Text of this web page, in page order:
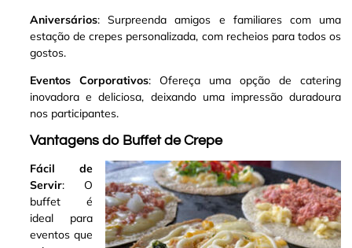
Aniversários: Surpreenda amigos e familiares com uma
estação de crepes personalizada, com recheios para todos os
gostos.
Eventos Corporativos: Ofereça uma opção de catering
inovadora e deliciosa, deixando uma impressão duradoura
nos participantes.
Vantagens do Buffet de Crepe
Fácil de
Servir: O
buffet é
ideal para
eventos que